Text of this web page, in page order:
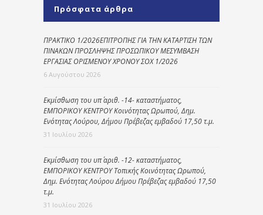
Πρόσφατα άρθρα
ΠΡΑΚΤΙΚΟ 1/2026ΕΠΙΤΡΟΠΗΣ ΓΙΑ ΤΗΝ ΚΑΤΑΡΤΙΣΗ ΤΩΝ
ΠΙΝΑΚΩΝ ΠΡΟΣΛΗΨΗΣ ΠΡΟΣΩΠΙΚΟΥ ΜΕΣΥΜΒΑΣΗ
ΕΡΓΑΣΙΑΣ ΟΡΙΣΜΕΝΟΥ ΧΡΟΝΟΥ ΣΟΧ 1/2026
6 Αυγούστου 2026
Εκμίσθωση του υπ΄ αριθ. -14- καταστήματος,
ΕΜΠΟΡΙΚΟΥ ΚΕΝΤΡΟΥ Κοινότητας Ωρωπού, Δημ.
Ενότητας Λούρου, Δήμου Πρέβεζας εμβαδού 17,50 τ.μ.
31 Ιουλίου 2026
Εκμίσθωση του υπ΄ αριθ. -12- καταστήματος,
ΕΜΠΟΡΙΚΟΥ ΚΕΝΤΡΟΥ Τοπικής Κοινότητας Ωρωπού,
Δημ. Ενότητας Λούρου Δήμου Πρέβεζας εμβαδού 17,50
τ.μ.
31 Ιουλίου 2026